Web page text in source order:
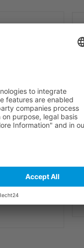
faille
60fps et
des
des
et
le Dolby
de
câble HDMI
monde
les